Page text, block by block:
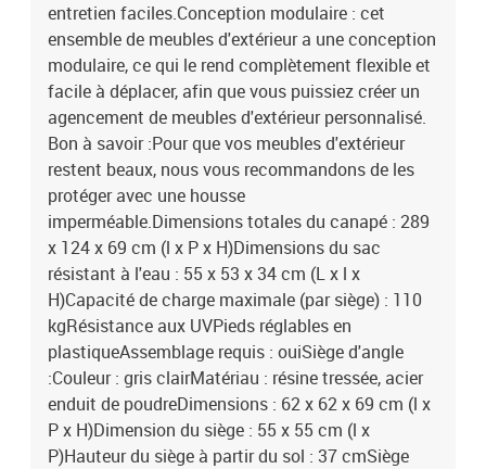
entretien faciles.Conception modulaire : cet
ensemble de meubles d'extérieur a une conception
modulaire, ce qui le rend complètement flexible et
facile à déplacer, afin que vous puissiez créer un
agencement de meubles d'extérieur personnalisé.
Bon à savoir :Pour que vos meubles d'extérieur
restent beaux, nous vous recommandons de les
protéger avec une housse
imperméable.Dimensions totales du canapé : 289
x 124 x 69 cm (l x P x H)Dimensions du sac
résistant à l'eau : 55 x 53 x 34 cm (L x l x
H)Capacité de charge maximale (par siège) : 110
kgRésistance aux UVPieds réglables en
plastiqueAssemblage requis : ouiSiège d'angle
:Couleur : gris clairMatériau : résine tressée, acier
enduit de poudreDimensions : 62 x 62 x 69 cm (l x
P x H)Dimension du siège : 55 x 55 cm (l x
P)Hauteur du siège à partir du sol : 37 cmSiège